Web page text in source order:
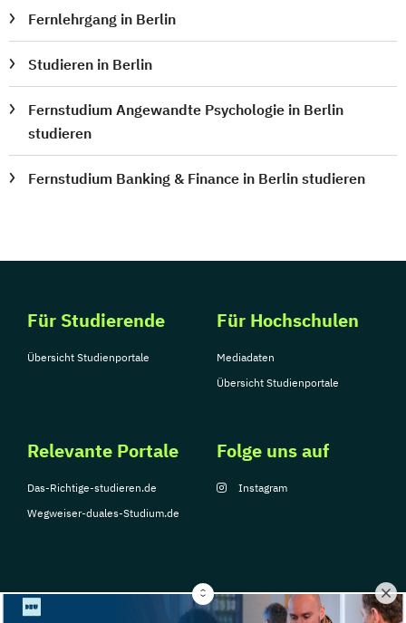
Fernlehrgang in Berlin
Studieren in Berlin
Fernstudium Angewandte Psychologie in Berlin
studieren
Fernstudium Banking & Finance in Berlin studieren
Für Studierende
Übersicht Studienportale
Für Hochschulen
Mediadaten
Übersicht Studienportale
Relevante Portale
Das-Richtige-studieren.de
Wegweiser-duales-Studium.de
Folge uns auf
Instagram